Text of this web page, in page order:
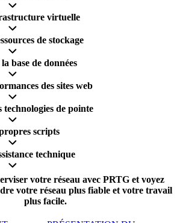
virtuelle
de stockage
base de données
des sites web
technologies de pointe
scripts
technique
votre réseau avec PRTG et voyez
votre réseau plus fiable et votre travail
plus facile.